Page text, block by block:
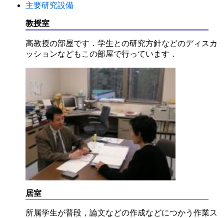
主要研究設備
教授室
高教授の部屋です．学生との研究方針などのディスカ
ッションなどもこの部屋で行っています．
居室
所属学生が普段，論文などの作成などにつかう作業ス